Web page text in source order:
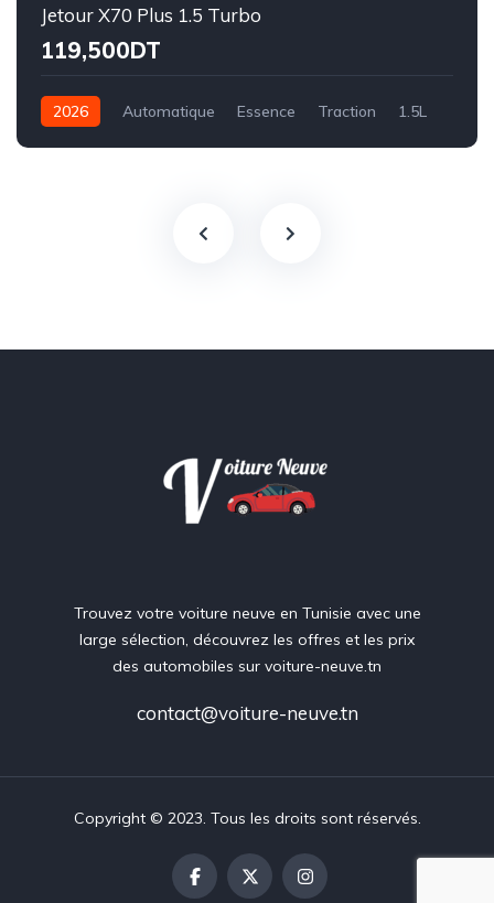
Jetour X70 Plus 1.5 Turbo
119,500DT
2026 Automatique Essence Traction 1.5L
Trouvez votre voiture neuve en Tunisie avec une
large sélection, découvrez les offres et les prix
des automobiles sur voiture-neuve.tn
contact@voiture-neuve.tn
Copyright © 2023. Tous les droits sont réservés.